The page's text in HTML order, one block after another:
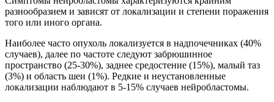
разнообразием и зависят от локализации и степени поражения
того или иного органа.
Наиболее часто опухоль локализуется в надпочечниках (40%
случаев), далее по частоте следуют забрюшинное
пространство (25-30%), заднее средостение (15%), малый таз
(3%) и область шеи (1%). Редкие и неустановленные
локализации наблюдают в 5-15% случаев нейробластомы.